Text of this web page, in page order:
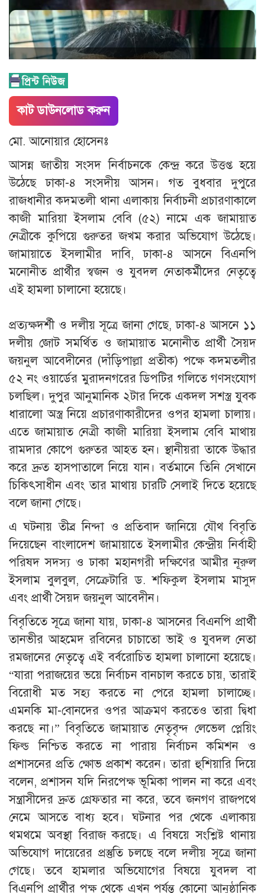
কাট ডাউনলোড করুন
মো. আনোয়ার হোসেনঃ
​আসন্ন জাতীয় সংসদ নির্বাচনকে কেন্দ্র করে উত্তপ্ত হয়ে
উঠেছে ঢাকা-৪ সংসদীয় আসন। গত বুধবার দুপুরে
রাজধানীর কদমতলী থানা এলাকায় নির্বাচনী প্রচারণাকালে
কাজী মারিয়া ইসলাম বেবি (৫২) নামে এক জামায়াত
নেত্রীকে কুপিয়ে গুরুতর জখম করার অভিযোগ উঠেছে।
জামায়াতে ইসলামীর দাবি, ঢাকা-৪ আসনে বিএনপি
মনোনীত প্রার্থীর স্বজন ও যুবদল নেতাকর্মীদের নেতৃত্বে
এই হামলা চালানো হয়েছে।
প্রত্যক্ষদর্শী ও দলীয় সূত্রে জানা গেছে, ঢাকা-৪ আসনে ১১
দলীয় জোট সমর্থিত ও জামায়াত মনোনীত প্রার্থী সৈয়দ
জয়নুল আবেদীনের (দাঁড়িপাল্লা প্রতীক) পক্ষে কদমতলীর
৫২ নং ওয়ার্ডের মুরাদনগরের ডিপটির গলিতে গণসংযোগ
চলছিল। দুপুর আনুমানিক ২টার দিকে একদল সশস্ত্র যুবক
ধারালো অস্ত্র নিয়ে প্রচারণাকারীদের ওপর হামলা চালায়।
এতে জামায়াত নেত্রী কাজী মারিয়া ইসলাম বেবি মাথায়
রামদার কোপে গুরুতর আহত হন। স্থানীয়রা তাকে উদ্ধার
করে দ্রুত হাসপাতালে নিয়ে যান। বর্তমানে তিনি সেখানে
চিকিৎসাধীন এবং তার মাথায় চারটি সেলাই দিতে হয়েছে
বলে জানা গেছে।
এ ঘটনায় তীব্র নিন্দা ও প্রতিবাদ জানিয়ে যৌথ বিবৃতি
দিয়েছেন বাংলাদেশ জামায়াতে ইসলামীর কেন্দ্রীয় নির্বাহী
পরিষদ সদস্য ও ঢাকা মহানগরী দক্ষিণের আমীর নূরুল
ইসলাম বুলবুল, সেক্রেটারি ড. শফিকুল ইসলাম মাসুদ
এবং প্রার্থী সৈয়দ জয়নুল আবেদীন।
​বিবৃতিতে সূত্রে জানা যায়, ঢাকা-৪ আসনের বিএনপি প্রার্থী
তানভীর আহমেদ রবিনের চাচাতো ভাই ও যুবদল নেতা
রমজানের নেতৃত্বে এই বর্বরোচিত হামলা চালানো হয়েছে।
“যারা পরাজয়ের ভয়ে নির্বাচন বানচাল করতে চায়, তারাই
বিরোধী মত সহ্য করতে না পেরে হামলা চালাচ্ছে।
এমনকি মা-বোনদের ওপর আক্রমণ করতেও তারা দ্বিধা
করছে না।” বিবৃতিতে জামায়াত নেতৃবৃন্দ লেভেল প্লেয়িং
ফিল্ড নিশ্চিত করতে না পারায় নির্বাচন কমিশন ও
প্রশাসনের প্রতি ক্ষোভ প্রকাশ করেন। তারা হুশিয়ারি দিয়ে
বলেন, প্রশাসন যদি নিরপেক্ষ ভূমিকা পালন না করে এবং
সন্ত্রাসীদের দ্রুত গ্রেফতার না করে, তবে জনগণ রাজপথে
নেমে আসতে বাধ্য হবে। ঘটনার পর থেকে এলাকায়
থমথমে অবস্থা বিরাজ করছে। এ বিষয়ে সংশ্লিষ্ট থানায়
অভিযোগ দায়েরের প্রস্তুতি চলছে বলে দলীয় সূত্রে জানা
গেছে। তবে হামলার অভিযোগের বিষয়ে যুবদল বা
বিএনপি প্রার্থীর পক্ষ থেকে এখন পর্যন্ত কোনো আনুষ্ঠানিক